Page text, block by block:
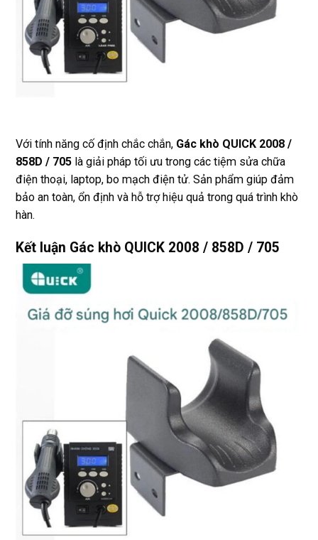
Với tính năng cố định chắc chắn, Gác khò QUICK 2008 /
858D / 705 là giải pháp tối ưu trong các tiệm sửa chữa
điện thoại, laptop, bo mạch điện tử. Sản phẩm giúp đảm
bảo an toàn, ổn định và hỗ trợ hiệu quả trong quá trình khò
hàn.
Kết luận Gác khò QUICK 2008 / 858D / 705